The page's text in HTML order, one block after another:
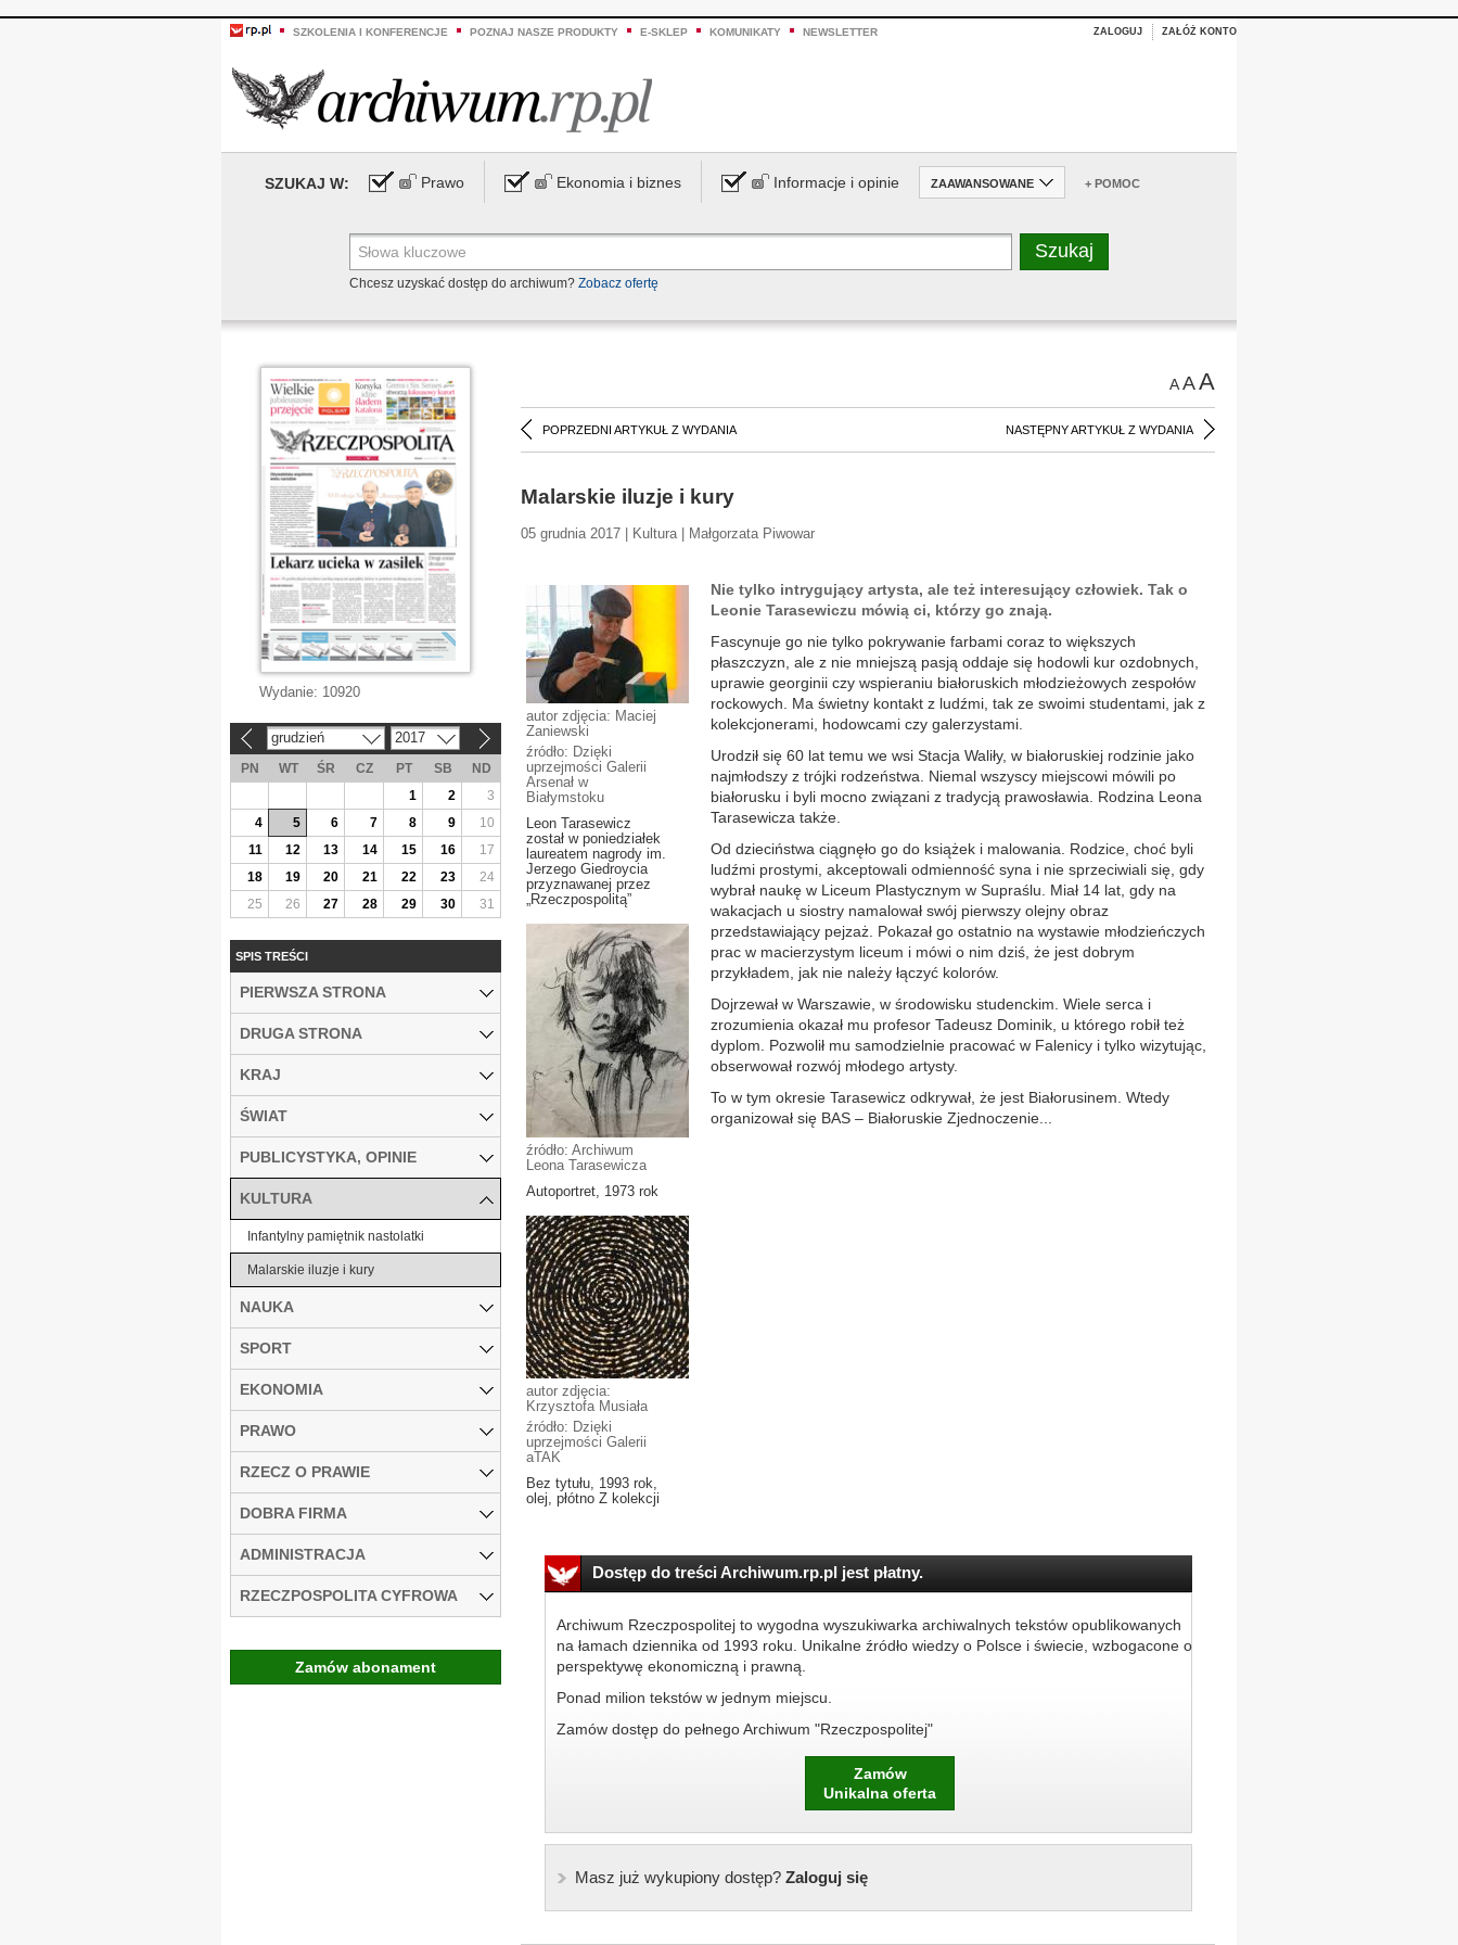
SZKOLENIA I KONFERENCJE POZNAJ NASZE PRODUKTY E-SKLEP KOMUNIKATY NEWSLETTER ZALOGUJ ZAŁÓŻ KONTO
SZUKAJ W: Prawo Ekonomia i biznes Informacje i opinie ZAAWANSOWANE + POMOC
Chcesz uzyskać dostęp do archiwum? Zobacz ofertę
AAA
POPRZEDNI ARTYKUŁ Z WYDANIA NASTĘPNY ARTYKUŁ Z WYDANIA
Malarskie iluzje i kury
05 grudnia 2017 | Kultura | Małgorzata Piwowar
autor zdjęcia: Maciej
Zaniewski
źródło: Dzięki
uprzejmości Galerii
Arsenał w
Białymstoku
Leon Tarasewicz
został w poniedziałek
laureatem nagrody im.
Jerzego Giedroycia
przyznawanej przez
„Rzeczpospolitą”
źródło: Archiwum
Leona Tarasewicza
Autoportret, 1973 rok
autor zdjęcia:
Krzysztofa Musiała
źródło: Dzięki
uprzejmości Galerii
aTAK
Bez tytułu, 1993 rok,
olej, płótno Z kolekcji
Nie tylko intrygujący artysta, ale też interesujący człowiek. Tak o
Leonie Tarasewiczu mówią ci, którzy go znają.
Fascynuje go nie tylko pokrywanie farbami coraz to większych
płaszczyzn, ale z nie mniejszą pasją oddaje się hodowli kur ozdobnych,
uprawie georginii czy wspieraniu białoruskich młodzieżowych zespołów
rockowych. Ma świetny kontakt z ludźmi, tak ze swoimi studentami, jak z
kolekcjonerami, hodowcami czy galerzystami.
Urodził się 60 lat temu we wsi Stacja Waliły, w białoruskiej rodzinie jako
najmłodszy z trójki rodzeństwa. Niemal wszyscy miejscowi mówili po
białorusku i byli mocno związani z tradycją prawosławia. Rodzina Leona
Tarasewicza także.
Od dzieciństwa ciągnęło go do książek i malowania. Rodzice, choć byli
ludźmi prostymi, akceptowali odmienność syna i nie sprzeciwiali się, gdy
wybrał naukę w Liceum Plastycznym w Supraślu. Miał 14 lat, gdy na
wakacjach u siostry namalował swój pierwszy olejny obraz
przedstawiający pejzaż. Pokazał go ostatnio na wystawie młodzieńczych
prac w macierzystym liceum i mówi o nim dziś, że jest dobrym
przykładem, jak nie należy łączyć kolorów.
Dojrzewał w Warszawie, w środowisku studenckim. Wiele serca i
zrozumienia okazał mu profesor Tadeusz Dominik, u którego robił też
dyplom. Pozwolił mu samodzielnie pracować w Falenicy i tylko wizytując,
obserwował rozwój młodego artysty.
To w tym okresie Tarasewicz odkrywał, że jest Białorusinem. Wtedy
organizował się BAS – Białoruskie Zjednoczenie...
Dostęp do treści Archiwum.rp.pl jest płatny.
Archiwum Rzeczpospolitej to wygodna wyszukiwarka archiwalnych tekstów opublikowanych
na łamach dziennika od 1993 roku. Unikalne źródło wiedzy o Polsce i świecie, wzbogacone o
perspektywę ekonomiczną i prawną.
Ponad milion tekstów w jednym miejscu.
Zamów dostęp do pełnego Archiwum "Rzeczpospolitej"
Zamów
Unikalna oferta
Masz już wykupiony dostęp?Zaloguj się
Wydanie: 10920
grudzień 2017
PN WT ŚR CZ PT SB
ND
1
2
3
4
5 6 7 8 9
10
11
12 13 14 15 16
17
18
19 20 21 22 23
24
25
26 27 28 29 30 31
SPIS TREŚCI
PIERWSZA STRONA
DRUGA STRONA
KRAJ
ŚWIAT
PUBLICYSTYKA, OPINIE
KULTURA
Infantylny pamiętnik nastolatki
Malarskie iluzje i kury
NAUKA
SPORT
EKONOMIA
PRAWO
RZECZ O PRAWIE
DOBRA FIRMA
ADMINISTRACJA
RZECZPOSPOLITA CYFROWA
Zamów abonament